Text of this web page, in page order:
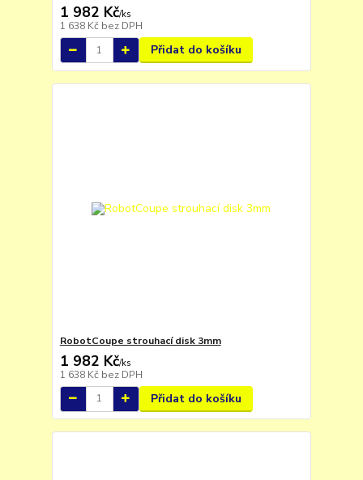
1 982 Kč/ks
1 638 Kč bez DPH
Přidat do košíku
RobotCoupe strouhací disk 3mm
1 982 Kč/ks
1 638 Kč bez DPH
Přidat do košíku